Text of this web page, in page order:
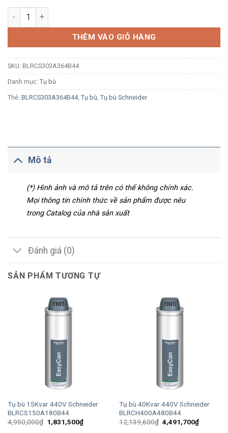
Tụ bù 30Kvar 440V Schneider BLRCS303A364B44 số lượng
THÊM VÀO GIỎ HÀNG
SKU: BLRCS303A364B44
Danh mục: Tụ bù
Thẻ: BLRCS303A364B44, Tụ bù Tụ bù Schneider
Mô tả
(*) Hình ảnh và mô tả trên có thể không chính xác.
Mọi thông tin chính thức về sản phẩm được nêu
trong Catalog của nhà sản xuất
Đánh giá (0)
SẢN PHẨM TƯƠNG TỰ
Tụ bù 15Kvar 440V Schneider
BLRCS150A180B44
4,950,000₫ Giá
gốc
1,831,500₫Giá
hiện
Tụ bù 40Kvar 440V Schneider
BLRCH400A480B44
12,139,600₫ Giá
gốc
4,491,700₫Giá
hiện